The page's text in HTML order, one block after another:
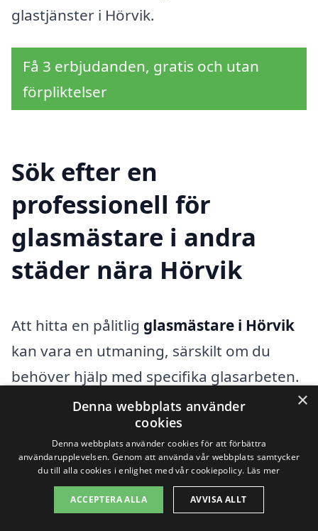
glastjänster i Hörvik.
Få 3 erbjudanden, gratis och utan
förpliktelser
Sök efter en
professionell för
glasmästare i andra
städer nära Hörvik
Att hitta en pålitlig glasmästare i Hörvik
kan vara en utmaning, särskilt om du
behöver hjälp med specifika glasarbeten.
Men tveka inte, i de omkringliggande
städerna finns det flera kompetenta
professionella som är redo att hjälpa dig.
Genom att använda plattformen xn--
glasmstare-pris-4kb.se kan du enkelt få
×
Denna webbplats använder
cookies
Denna webbplats använder cookies för att förbättra
användarupplevelsen. Genom att använda vår webbplats samtycker
du till alla cookies i enlighet med vår cookiepolicy. Läs mer
ACCEPTERA ALLA AVVISA ALLT